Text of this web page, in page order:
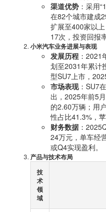
渠道优势 ：采用
在82个城市建成
扩展至400家以
17次，投资回报
小米汽车业务进展与表现
发展历程 ：
划至2031年累计
型SU7上市，
市场表现：SU7
出，2025年前5
的2.60万辆；用
性占比41.3%，
财务数据 ：
24万元，单车经
或Q4实现盈利。
产品与技术布局
技
术
领
域